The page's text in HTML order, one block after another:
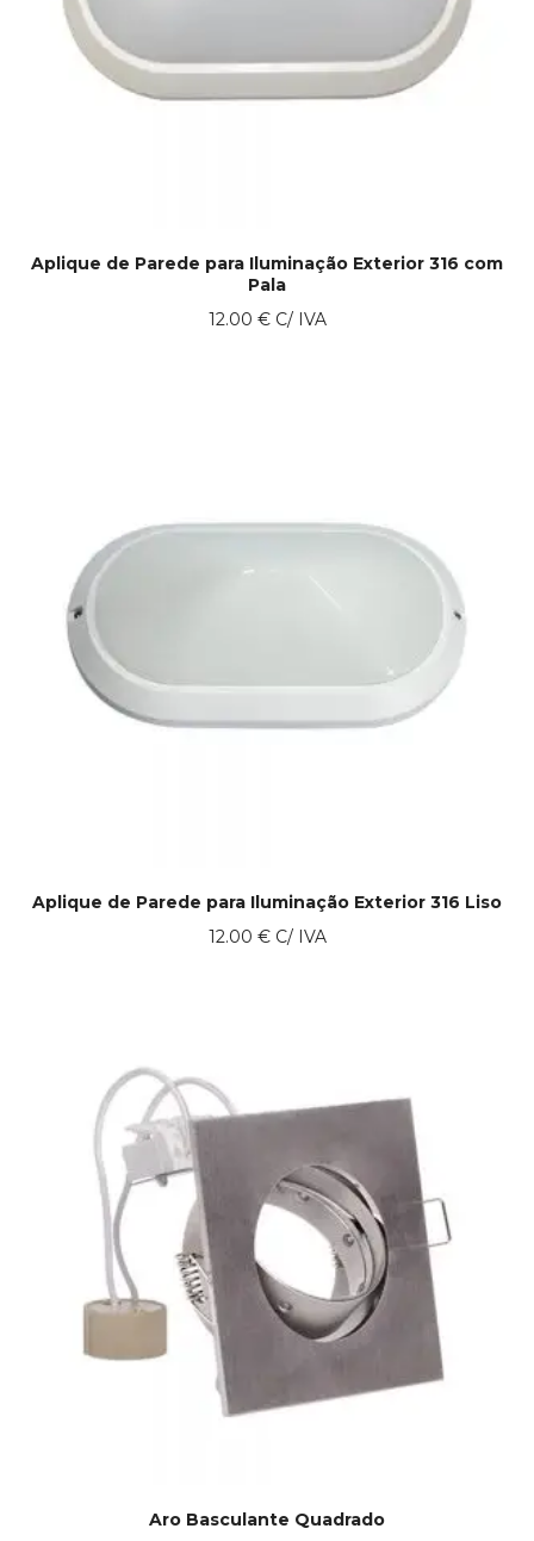
Aplique de Parede para Iluminação Exterior 316 com
Pala
12.00 €C/ IVA
Aplique de Parede para Iluminação Exterior 316 Liso
12.00 €C/ IVA
Aro Basculante Quadrado